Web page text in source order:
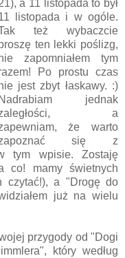
a 11 listopada to był
listopada i w ogóle.
też wybaczcie
ten lekki poślizg,
zapomniałem tym
Po prostu czas
jest zbyt łaskawy. :)
Nadrabiam jednak
a
że warto
się z
tym wpisie. Zostaję
co! mamy świetnych
czytać!), a "Drogę do
już na wielu
przygody od "Dogi
który według